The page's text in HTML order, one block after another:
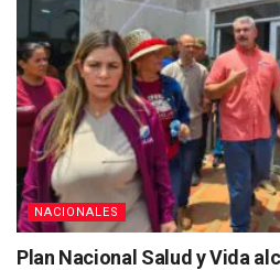
NACIONALES
Plan Nacional Salud y Vida